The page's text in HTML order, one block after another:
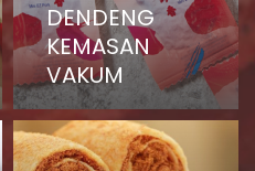
DENDENG
KEMASAN
VAKUM